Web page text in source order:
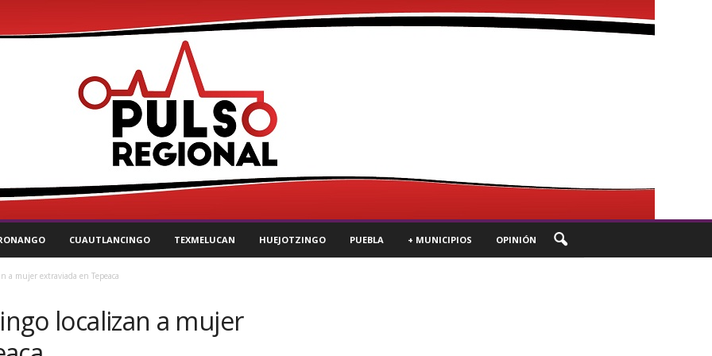
CUAUTLANCINGO TEXMELUCAN HUEJOTZINGO PUEBLA + MUNICIPIOS OPINIÓN
a mujer extraviada en Tepeaca
localizan a mujer